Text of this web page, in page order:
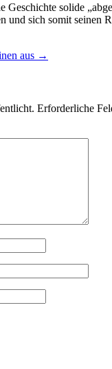
Geschichte solide
und sich somit seinen
aus →
Erforderliche